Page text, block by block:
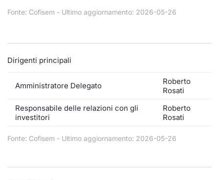
Fonte: Cofisem - Ultimo aggiornamento: 2026-05-26
Dirigenti principali
Amministratore Delegato
Roberto
Rosati
Responsabile delle relazioni con gli
investitori
Roberto
Rosati
Fonte: Cofisem - Ultimo aggiornamento: 2026-05-26